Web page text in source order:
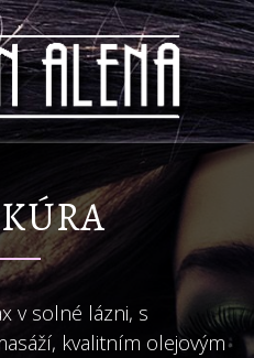
v solné lázni, s
kvalitním olejovým